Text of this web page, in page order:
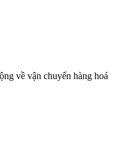
về vận chuyển hàng hoá